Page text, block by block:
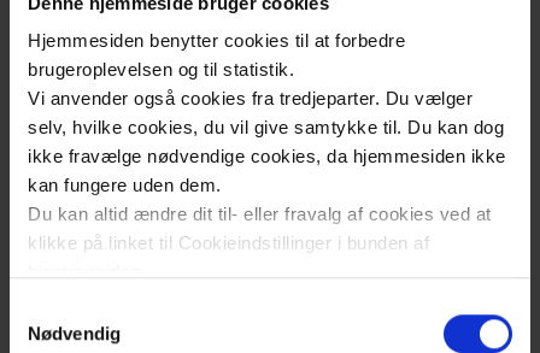
Hjemmesiden benytter cookies til at forbedre
brugeroplevelsen og til statistik.
Vi anvender også cookies fra tredjeparter. Du vælger
selv, hvilke cookies, du vil give samtykke til. Du kan dog
ikke fravælge nødvendige cookies, da hjemmesiden ikke
kan fungere uden dem.
Du kan altid ændre dit til- eller fravalg af cookies ved at
klikke på linket til Cookieindstillinger i bunden af
Læs mere om brugen af cookies på vores hjemmeside
Nødvendig
opbevares og flyttes korrekt og sikkert via
platforme og udvikler automatiserede
løsninger.
Applikationer består af funktionerne:
Applikationer
Support
Her håndterer vi support af vores 20.000